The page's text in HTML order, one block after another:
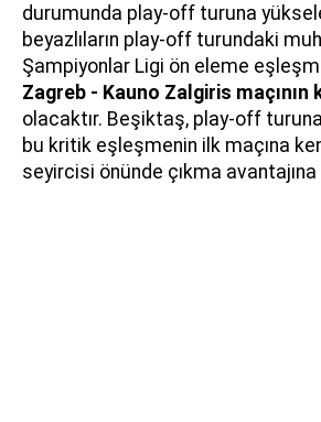
durumunda play-off turuna
beyazlıların play-off turundaki
Şampiyonlar Ligi ön eleme
Zagreb - Kauno Zalgiris maçının
olacaktır. Beşiktaş, play-off
bu kritik eşleşmenin ilk maçına
seyircisi önünde çıkma